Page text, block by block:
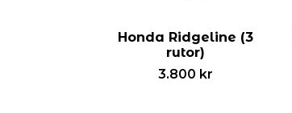
Honda Ridgeline (3
rutor)
3.800 kr